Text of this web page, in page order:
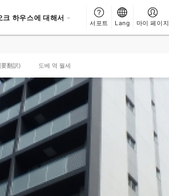
크 하우스에 대해서
서포트 Lang 마이 페이지
翻訳) 도베 역 월세